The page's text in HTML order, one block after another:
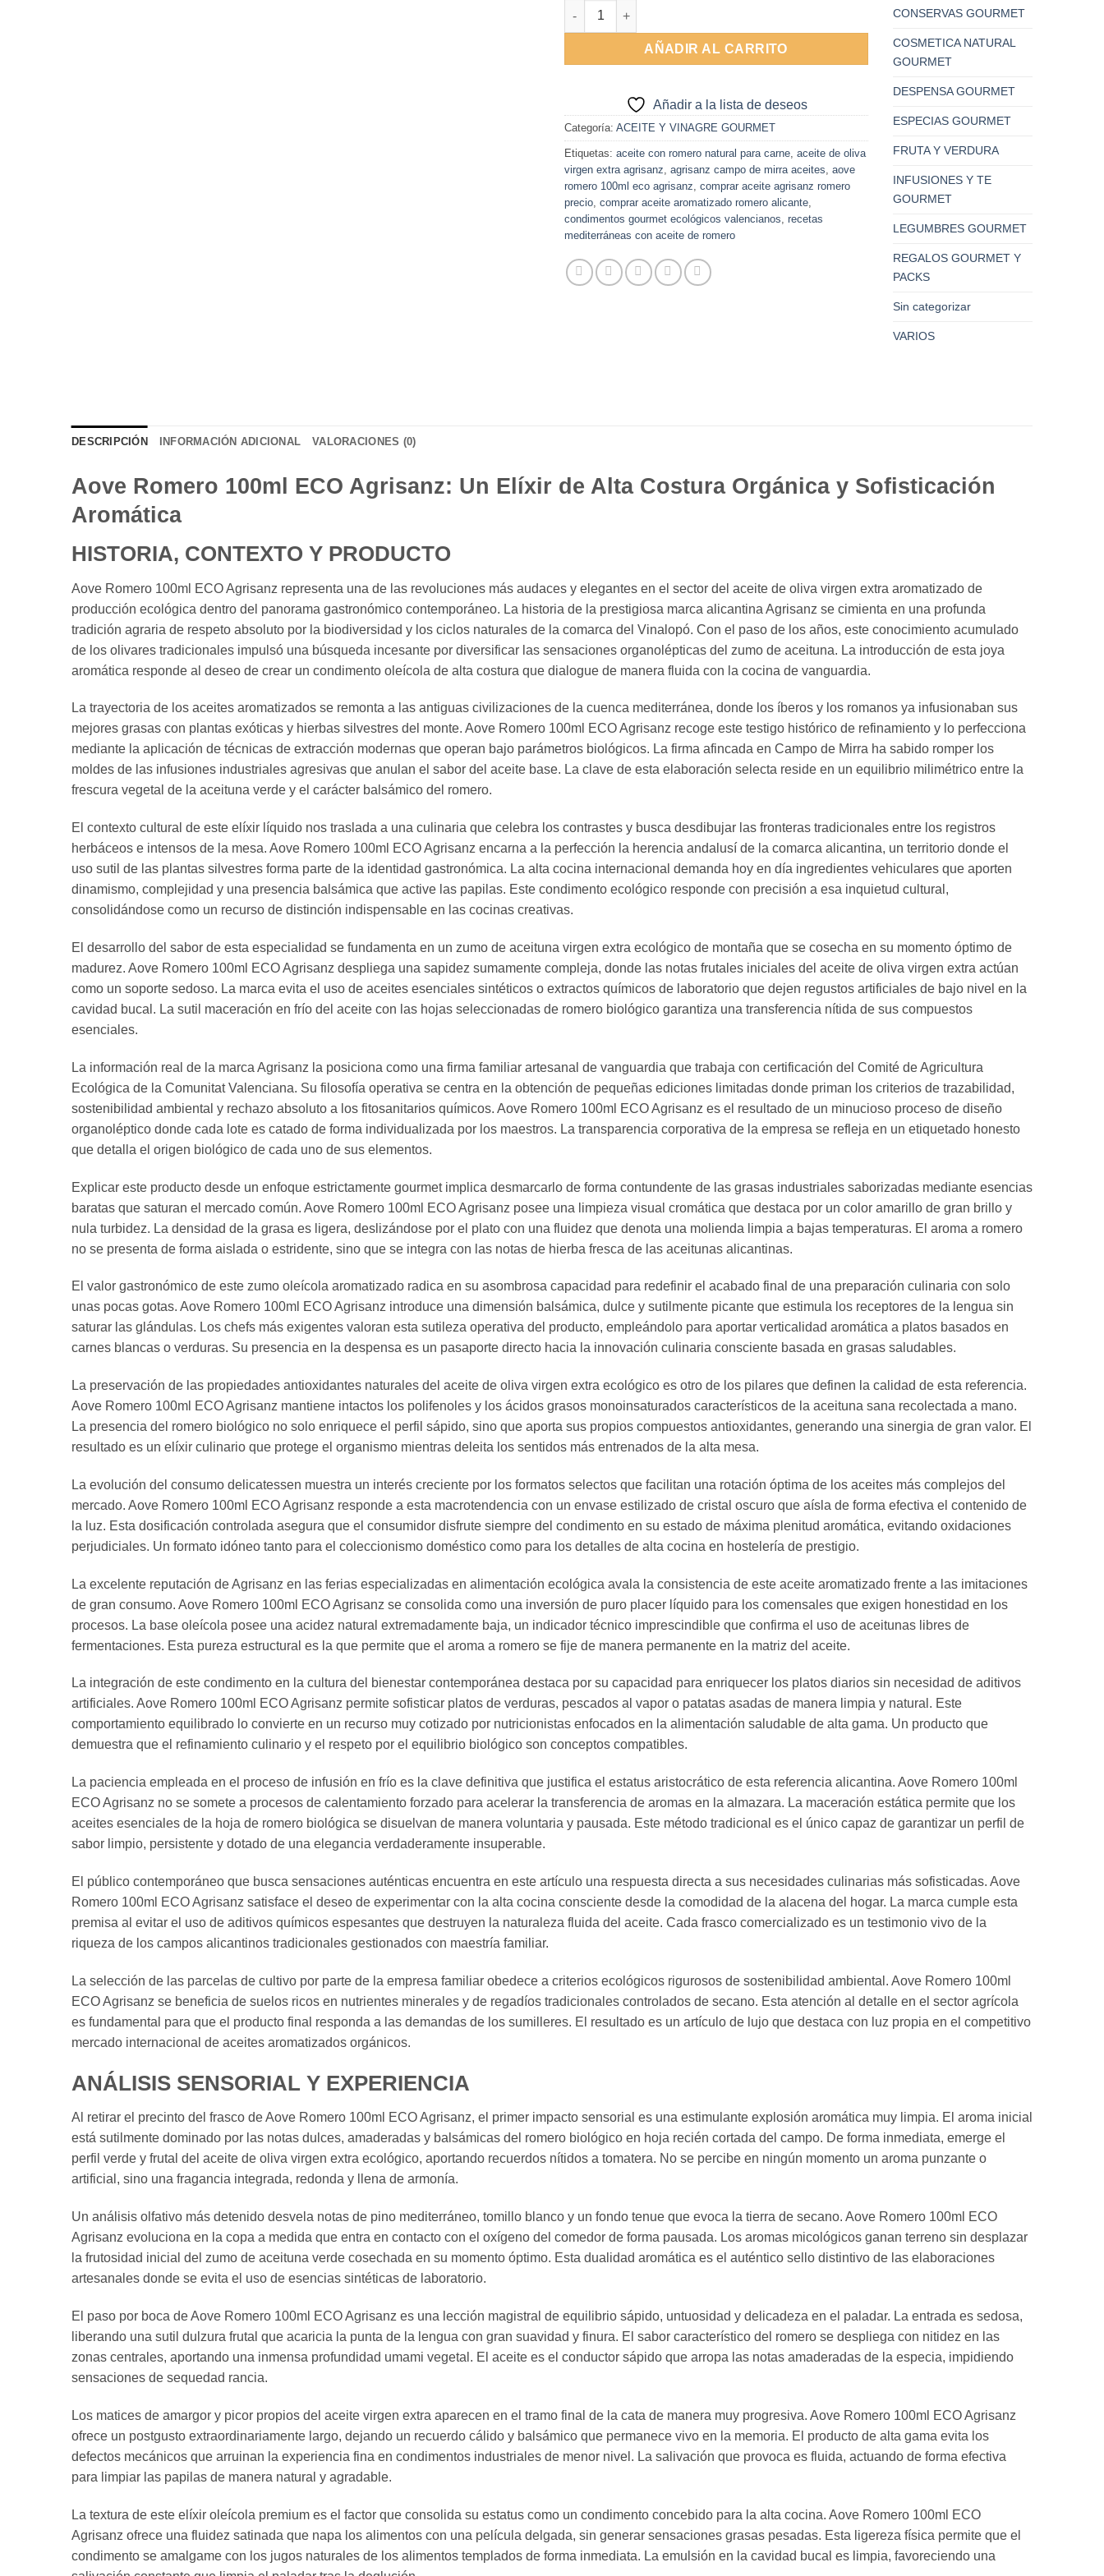
Aove Romero 100ml ECO Agrisanz cantidad
AÑADIR AL CARRITO
Añadir a la lista de deseos
Categoría: ACEITE Y VINAGRE GOURMET
Etiquetas: aceite con romero natural para carne, aceite de oliva
virgen extra agrisanz, agrisanz campo de mirra aceites, aove
romero 100ml eco agrisanz, comprar aceite agrisanz romero
precio, comprar aceite aromatizado romero alicante,
condimentos gourmet ecológicos valencianos, recetas
mediterráneas con aceite de romero
CONSERVAS GOURMET
COSMETICA NATURAL
GOURMET
DESPENSA GOURMET
ESPECIAS GOURMET
FRUTA Y VERDURA
INFUSIONES Y TE
GOURMET
LEGUMBRES GOURMET
REGALOS GOURMET Y
PACKS
Sin categorizar
VARIOS
DESCRIPCIÓN INFORMACIÓN ADICIONAL VALORACIONES (0)
Aove Romero 100ml ECO Agrisanz: Un Elíxir de Alta Costura Orgánica y Sofisticación
Aromática
HISTORIA, CONTEXTO Y PRODUCTO
Aove Romero 100ml ECO Agrisanz representa una de las revoluciones más audaces y elegantes en el sector del aceite de oliva virgen extra aromatizado de
producción ecológica dentro del panorama gastronómico contemporáneo. La historia de la prestigiosa marca alicantina Agrisanz se cimienta en una profunda
tradición agraria de respeto absoluto por la biodiversidad y los ciclos naturales de la comarca del Vinalopó. Con el paso de los años, este conocimiento acumulado
de los olivares tradicionales impulsó una búsqueda incesante por diversificar las sensaciones organolépticas del zumo de aceituna. La introducción de esta joya
aromática responde al deseo de crear un condimento oleícola de alta costura que dialogue de manera fluida con la cocina de vanguardia.
La trayectoria de los aceites aromatizados se remonta a las antiguas civilizaciones de la cuenca mediterránea, donde los íberos y los romanos ya infusionaban sus
mejores grasas con plantas exóticas y hierbas silvestres del monte. Aove Romero 100ml ECO Agrisanz recoge este testigo histórico de refinamiento y lo perfecciona
mediante la aplicación de técnicas de extracción modernas que operan bajo parámetros biológicos. La firma afincada en Campo de Mirra ha sabido romper los
moldes de las infusiones industriales agresivas que anulan el sabor del aceite base. La clave de esta elaboración selecta reside en un equilibrio milimétrico entre la
frescura vegetal de la aceituna verde y el carácter balsámico del romero.
El contexto cultural de este elíxir líquido nos traslada a una culinaria que celebra los contrastes y busca desdibujar las fronteras tradicionales entre los registros
herbáceos e intensos de la mesa. Aove Romero 100ml ECO Agrisanz encarna a la perfección la herencia andalusí de la comarca alicantina, un territorio donde el
uso sutil de las plantas silvestres forma parte de la identidad gastronómica. La alta cocina internacional demanda hoy en día ingredientes vehiculares que aporten
dinamismo, complejidad y una presencia balsámica que active las papilas. Este condimento ecológico responde con precisión a esa inquietud cultural,
consolidándose como un recurso de distinción indispensable en las cocinas creativas.
El desarrollo del sabor de esta especialidad se fundamenta en un zumo de aceituna virgen extra ecológico de montaña que se cosecha en su momento óptimo de
madurez. Aove Romero 100ml ECO Agrisanz despliega una sapidez sumamente compleja, donde las notas frutales iniciales del aceite de oliva virgen extra actúan
como un soporte sedoso. La marca evita el uso de aceites esenciales sintéticos o extractos químicos de laboratorio que dejen regustos artificiales de bajo nivel en la
cavidad bucal. La sutil maceración en frío del aceite con las hojas seleccionadas de romero biológico garantiza una transferencia nítida de sus compuestos
esenciales.
La información real de la marca Agrisanz la posiciona como una firma familiar artesanal de vanguardia que trabaja con certificación del Comité de Agricultura
Ecológica de la Comunitat Valenciana. Su filosofía operativa se centra en la obtención de pequeñas ediciones limitadas donde priman los criterios de trazabilidad,
sostenibilidad ambiental y rechazo absoluto a los fitosanitarios químicos. Aove Romero 100ml ECO Agrisanz es el resultado de un minucioso proceso de diseño
organoléptico donde cada lote es catado de forma individualizada por los maestros. La transparencia corporativa de la empresa se refleja en un etiquetado honesto
que detalla el origen biológico de cada uno de sus elementos.
Explicar este producto desde un enfoque estrictamente gourmet implica desmarcarlo de forma contundente de las grasas industriales saborizadas mediante esencias
baratas que saturan el mercado común. Aove Romero 100ml ECO Agrisanz posee una limpieza visual cromática que destaca por un color amarillo de gran brillo y
nula turbidez. La densidad de la grasa es ligera, deslizándose por el plato con una fluidez que denota una molienda limpia a bajas temperaturas. El aroma a romero
no se presenta de forma aislada o estridente, sino que se integra con las notas de hierba fresca de las aceitunas alicantinas.
El valor gastronómico de este zumo oleícola aromatizado radica en su asombrosa capacidad para redefinir el acabado final de una preparación culinaria con solo
unas pocas gotas. Aove Romero 100ml ECO Agrisanz introduce una dimensión balsámica, dulce y sutilmente picante que estimula los receptores de la lengua sin
saturar las glándulas. Los chefs más exigentes valoran esta sutileza operativa del producto, empleándolo para aportar verticalidad aromática a platos basados en
carnes blancas o verduras. Su presencia en la despensa es un pasaporte directo hacia la innovación culinaria consciente basada en grasas saludables.
La preservación de las propiedades antioxidantes naturales del aceite de oliva virgen extra ecológico es otro de los pilares que definen la calidad de esta referencia.
Aove Romero 100ml ECO Agrisanz mantiene intactos los polifenoles y los ácidos grasos monoinsaturados característicos de la aceituna sana recolectada a mano.
La presencia del romero biológico no solo enriquece el perfil sápido, sino que aporta sus propios compuestos antioxidantes, generando una sinergia de gran valor. El
resultado es un elíxir culinario que protege el organismo mientras deleita los sentidos más entrenados de la alta mesa.
La evolución del consumo delicatessen muestra un interés creciente por los formatos selectos que facilitan una rotación óptima de los aceites más complejos del
mercado. Aove Romero 100ml ECO Agrisanz responde a esta macrotendencia con un envase estilizado de cristal oscuro que aísla de forma efectiva el contenido de
la luz. Esta dosificación controlada asegura que el consumidor disfrute siempre del condimento en su estado de máxima plenitud aromática, evitando oxidaciones
perjudiciales. Un formato idóneo tanto para el coleccionismo doméstico como para los detalles de alta cocina en hostelería de prestigio.
La excelente reputación de Agrisanz en las ferias especializadas en alimentación ecológica avala la consistencia de este aceite aromatizado frente a las imitaciones
de gran consumo. Aove Romero 100ml ECO Agrisanz se consolida como una inversión de puro placer líquido para los comensales que exigen honestidad en los
procesos. La base oleícola posee una acidez natural extremadamente baja, un indicador técnico imprescindible que confirma el uso de aceitunas libres de
fermentaciones. Esta pureza estructural es la que permite que el aroma a romero se fije de manera permanente en la matriz del aceite.
La integración de este condimento en la cultura del bienestar contemporánea destaca por su capacidad para enriquecer los platos diarios sin necesidad de aditivos
artificiales. Aove Romero 100ml ECO Agrisanz permite sofisticar platos de verduras, pescados al vapor o patatas asadas de manera limpia y natural. Este
comportamiento equilibrado lo convierte en un recurso muy cotizado por nutricionistas enfocados en la alimentación saludable de alta gama. Un producto que
demuestra que el refinamiento culinario y el respeto por el equilibrio biológico son conceptos compatibles.
La paciencia empleada en el proceso de infusión en frío es la clave definitiva que justifica el estatus aristocrático de esta referencia alicantina. Aove Romero 100ml
ECO Agrisanz no se somete a procesos de calentamiento forzado para acelerar la transferencia de aromas en la almazara. La maceración estática permite que los
aceites esenciales de la hoja de romero biológica se disuelvan de manera voluntaria y pausada. Este método tradicional es el único capaz de garantizar un perfil de
sabor limpio, persistente y dotado de una elegancia verdaderamente insuperable.
El público contemporáneo que busca sensaciones auténticas encuentra en este artículo una respuesta directa a sus necesidades culinarias más sofisticadas. Aove
Romero 100ml ECO Agrisanz satisface el deseo de experimentar con la alta cocina consciente desde la comodidad de la alacena del hogar. La marca cumple esta
premisa al evitar el uso de aditivos químicos espesantes que destruyen la naturaleza fluida del aceite. Cada frasco comercializado es un testimonio vivo de la
riqueza de los campos alicantinos tradicionales gestionados con maestría familiar.
La selección de las parcelas de cultivo por parte de la empresa familiar obedece a criterios ecológicos rigurosos de sostenibilidad ambiental. Aove Romero 100ml
ECO Agrisanz se beneficia de suelos ricos en nutrientes minerales y de regadíos tradicionales controlados de secano. Esta atención al detalle en el sector agrícola
es fundamental para que el producto final responda a las demandas de los sumilleres. El resultado es un artículo de lujo que destaca con luz propia en el competitivo
mercado internacional de aceites aromatizados orgánicos.
ANÁLISIS SENSORIAL Y EXPERIENCIA
Al retirar el precinto del frasco de Aove Romero 100ml ECO Agrisanz, el primer impacto sensorial es una estimulante explosión aromática muy limpia. El aroma inicial
está sutilmente dominado por las notas dulces, amaderadas y balsámicas del romero biológico en hoja recién cortada del campo. De forma inmediata, emerge el
perfil verde y frutal del aceite de oliva virgen extra ecológico, aportando recuerdos nítidos a tomatera. No se percibe en ningún momento un aroma punzante o
artificial, sino una fragancia integrada, redonda y llena de armonía.
Un análisis olfativo más detenido desvela notas de pino mediterráneo, tomillo blanco y un fondo tenue que evoca la tierra de secano. Aove Romero 100ml ECO
Agrisanz evoluciona en la copa a medida que entra en contacto con el oxígeno del comedor de forma pausada. Los aromas micológicos ganan terreno sin desplazar
la frutosidad inicial del zumo de aceituna verde cosechada en su momento óptimo. Esta dualidad aromática es el auténtico sello distintivo de las elaboraciones
artesanales donde se evita el uso de esencias sintéticas de laboratorio.
El paso por boca de Aove Romero 100ml ECO Agrisanz es una lección magistral de equilibrio sápido, untuosidad y delicadeza en el paladar. La entrada es sedosa,
liberando una sutil dulzura frutal que acaricia la punta de la lengua con gran suavidad y finura. El sabor característico del romero se despliega con nitidez en las
zonas centrales, aportando una inmensa profundidad umami vegetal. El aceite es el conductor sápido que arropa las notas amaderadas de la especia, impidiendo
sensaciones de sequedad rancia.
Los matices de amargor y picor propios del aceite virgen extra aparecen en el tramo final de la cata de manera muy progresiva. Aove Romero 100ml ECO Agrisanz
ofrece un postgusto extraordinariamente largo, dejando un recuerdo cálido y balsámico que permanece vivo en la memoria. El producto de alta gama evita los
defectos mecánicos que arruinan la experiencia fina en condimentos industriales de menor nivel. La salivación que provoca es fluida, actuando de forma efectiva
para limpiar las papilas de manera natural y agradable.
La textura de este elíxir oleícola premium es el factor que consolida su estatus como un condimento concebido para la alta cocina. Aove Romero 100ml ECO
Agrisanz ofrece una fluidez satinada que napa los alimentos con una película delgada, sin generar sensaciones grasas pesadas. Esta ligereza física permite que el
condimento se amalgame con los jugos naturales de los alimentos templados de forma inmediata. La emulsión en la cavidad bucal es limpia, favoreciendo una